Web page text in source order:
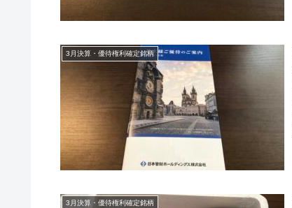
3月決算・優待権利確定銘柄
3月決算・優待権利確定銘柄